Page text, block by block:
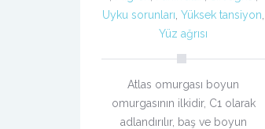
Uyku sorunları ,Yüksek tansiyon
Yüz ağrısı
Atlas omurgası boyun
omurgasının ilkidir, C1 olarak
adlandırılır, baş ve boyun